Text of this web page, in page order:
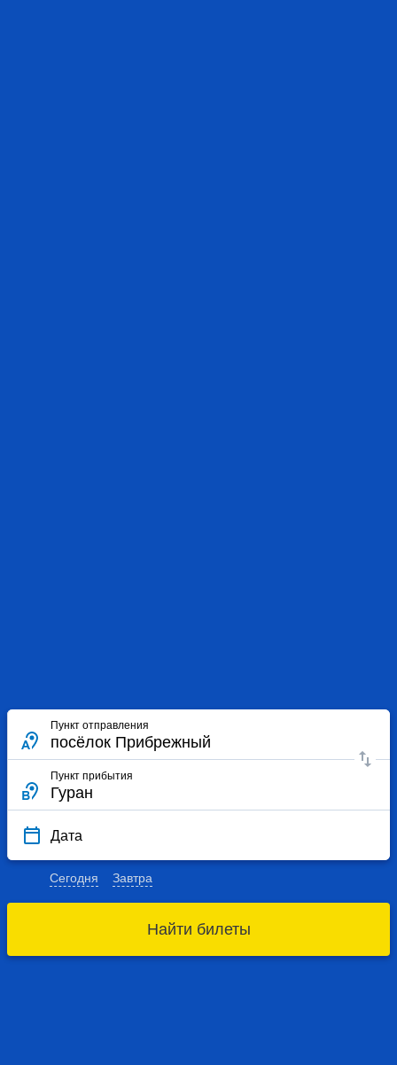
Пункт отправления
Пункт прибытия
Дата
Сегодня Завтра
Найти билеты